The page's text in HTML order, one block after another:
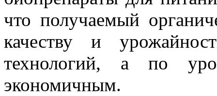
что получаемый
качеству и
технологий, а по
экономичным.